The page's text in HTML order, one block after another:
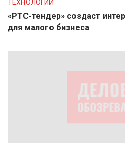
ТЕХНОЛОГИИ
«РТС-тендер» создаст
для малого бизнеса